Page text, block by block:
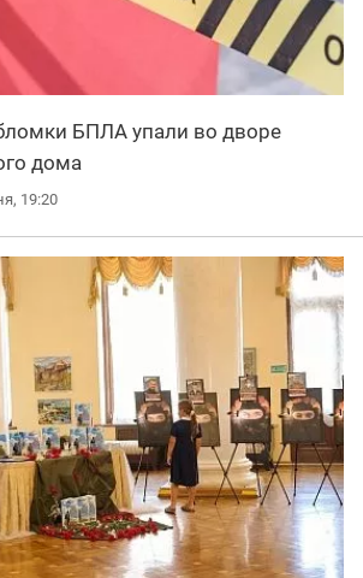
БПЛА упали во дворе
дома
19:20